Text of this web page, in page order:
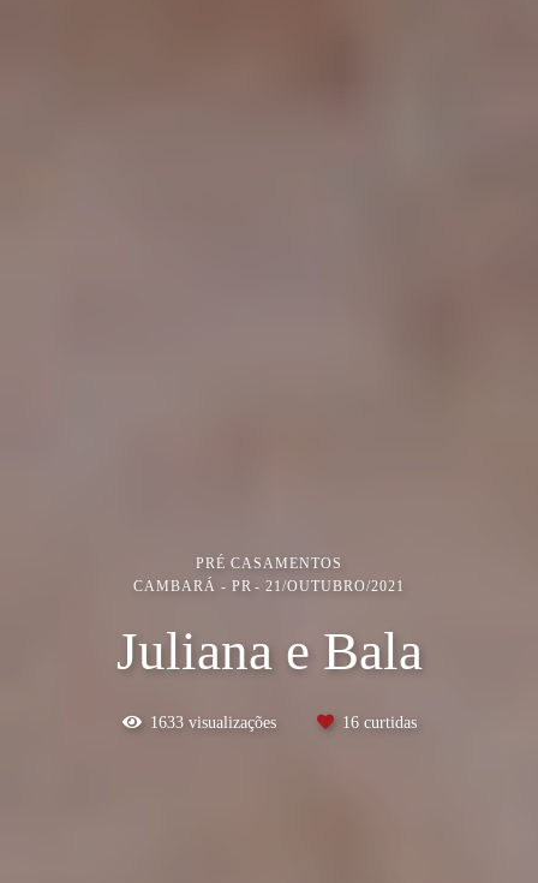
PRÉ CASAMENTOS
CAMBARÁ - PR
21/OUTUBRO/2021
Juliana e Bala
1633visualizações 16curtidas